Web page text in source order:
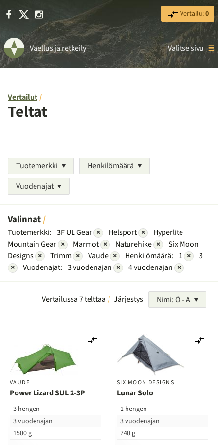
Facebook Instagram Vertailu:0
Vaellus ja retkeily Valitse sivu
Vertailut
Teltat
Tuotemerkki
Henkilömäärä
Vuodenajat
Valinnat
Tuotemerkki: 3F UL Gear × Helsport ×
Hyperlite
Mountain Gear × Marmot × Naturehike ×
Six Moon
Designs × Trimm × Vaude × Henkilömäärä: 1 ×
3
×
Vuodenajat: 3 vuodenajan × 4 vuodenajan ×
Vertailussa 7 telttaa Järjestys Nimi: Ö - A
VAUDE
Power Lizard SUL 2-3P
3 hengen
3 vuodenajan
1500 g
vertailuun
SIX MOON DESIGNS
Lunar Solo
1 hengen
3 vuodenajan
740 g